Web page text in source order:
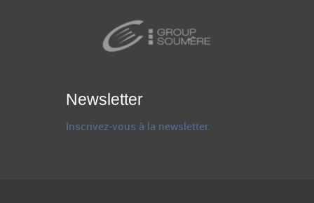
Newsletter
Inscrivez-vous à la newsletter.